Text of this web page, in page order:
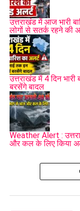
#
#
RELATED TOPICS:
FOG AND COLD WAVE
UTTARAKHAND
भारी बर्फबारी के चलते
लौटने लगे मजदूर….
DON'T MISS
उत्तराखंड में आज भारी
लोगों से सतर्क रहने की
उत्तराखंड में 4 दिन
बरसेंगे बादल
Weather Alert :
और कल के लिए किया